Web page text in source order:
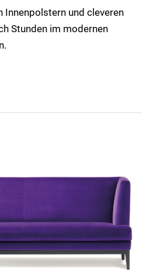
Innenpolstern und cleveren
Stunden im modernen